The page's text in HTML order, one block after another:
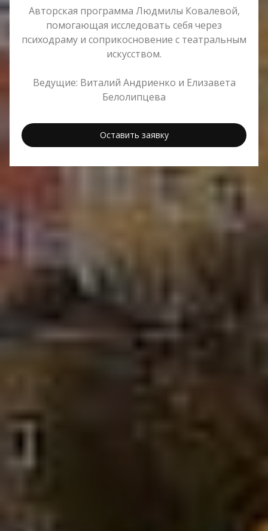
Авторская программа Людмилы Ковалевой,
помогающая исследовать себя через
психодраму и соприкосновение с театральным
искусством.
Ведущие: Виталий Андриенко и Елизавета
Белолипцева
Оставить заявку